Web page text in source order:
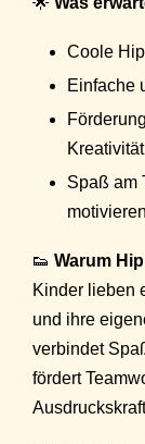
Coole
Einfache
Kreativität
Spaß am
👟 Warum
Kinder lieben
und ihre
verbindet
fördert